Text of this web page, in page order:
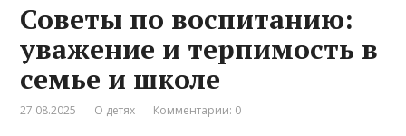
Советы по воспитанию:
уважение и терпимость в
семье и школе
27.08.2025 О детях Комментарии: 0